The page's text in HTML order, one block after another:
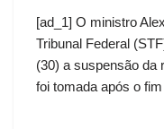
[ad_1] O ministro
Tribunal Federal
(30) a suspensão da
foi tomada após o